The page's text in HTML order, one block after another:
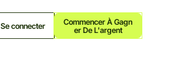
Se connecter
Commencer À Gagn
Er De L'argent